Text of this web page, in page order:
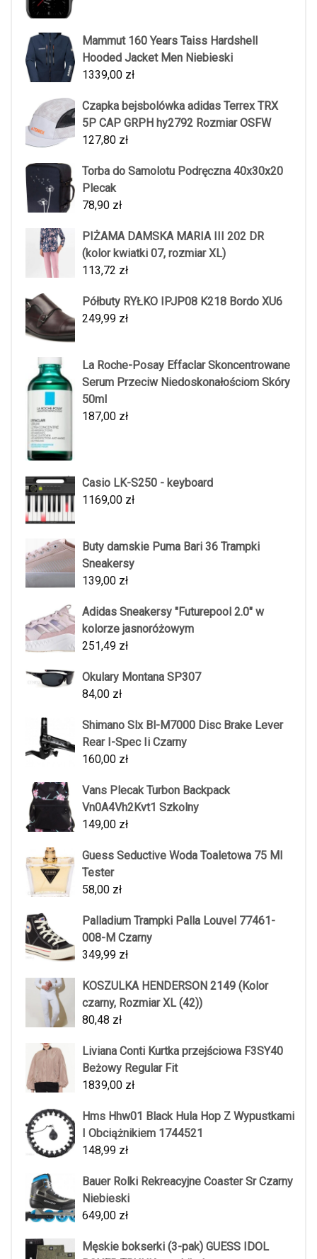
Mammut 160 Years Taiss Hardshell
Hooded Jacket Men Niebieski
1339,00 zł
Czapka bejsbolówka adidas Terrex TRX
5P CAP GRPH hy2792 Rozmiar OSFW
127,80 zł
Torba do Samolotu Podręczna 40x30x20
Plecak
78,90 zł
PIŻAMA DAMSKA MARIA III 202 DR
(kolor kwiatki 07, rozmiar XL)
113,72 zł
Półbuty RYŁKO IPJP08 K218 Bordo XU6
249,99 zł
La Roche-Posay Effaclar Skoncentrowane
Serum Przeciw Niedoskonałościom Skóry
50ml
187,00 zł
Casio LK-S250 - keyboard
1169,00 zł
Buty damskie Puma Bari 36 Trampki
Sneakersy
139,00 zł
Adidas Sneakersy "Futurepool 2.0" w
kolorze jasnoróżowym
251,49 zł
Okulary Montana SP307
84,00 zł
Shimano Slx Bl-M7000 Disc Brake Lever
Rear I-Spec Ii Czarny
160,00 zł
Vans Plecak Turbon Backpack
Vn0A4Vh2Kvt1 Szkolny
149,00 zł
Guess Seductive Woda Toaletowa 75 Ml
Tester
58,00 zł
Palladium Trampki Palla Louvel 77461-
008-M Czarny
349,99 zł
KOSZULKA HENDERSON 2149 (Kolor
czarny, Rozmiar XL (42))
80,48 zł
Liviana Conti Kurtka przejściowa F3SY40
Beżowy Regular Fit
1839,00 zł
Hms Hhw01 Black Hula Hop Z Wypustkami
I Obciążnikiem 1744521
148,99 zł
Bauer Rolki Rekreacyjne Coaster Sr Czarny
Niebieski
649,00 zł
Męskie bokserki (3-pak) GUESS IDOL